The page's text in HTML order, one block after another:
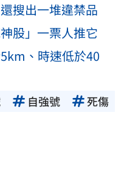
搜出一堆違禁品
股」一票人推它
、時速低於40
自強號
死傷